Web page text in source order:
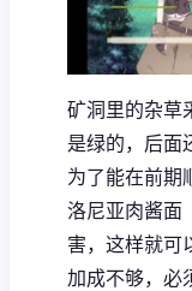
矿洞里的杂草
是绿的，后面
为了能在前期
洛尼亚肉酱面
害，这样就可
加成不够，必